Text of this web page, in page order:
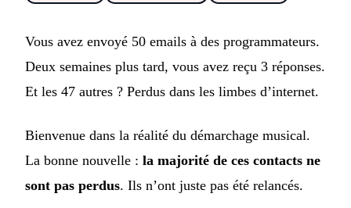
Vous avez envoyé 50 emails à des programmateurs.
Deux semaines plus tard, vous avez reçu 3 réponses.
Et les 47 autres ? Perdus dans les limbes d’internet.
Bienvenue dans la réalité du démarchage musical.
La bonne nouvelle : la majorité de ces contacts ne
sont pas perdus. Ils n’ont juste pas été relancés.